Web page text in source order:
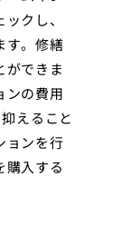
クし、
す。修繕
ができま
ンの費用
えること
ョンを行
購入する